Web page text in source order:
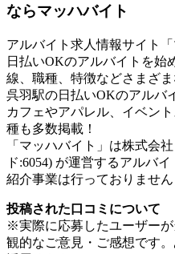
ならマッハバイト
アルバイト求人情報サイト
日払いOKのアルバイトを始
線、職種、特徴などさまざ
呉羽駅の日払いOKのアルバ
カフェやアパレル、イベン
種も多数掲載！
「マッハバイト」は株式会
ド:6054) が運営するアルバ
紹介事業は行っておりません
投稿された口コミについて
※実際に応募したユーザー
観的なご意見・ご感想です